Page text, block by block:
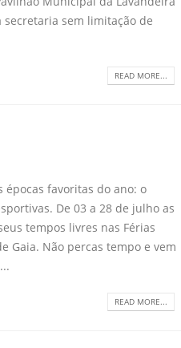
secretaria sem limitação de
READ MORE...
épocas favoritas do ano: o
De 03 a 28 de julho as
tempos livres nas Férias
Gaia. Não percas tempo e vem
READ MORE...